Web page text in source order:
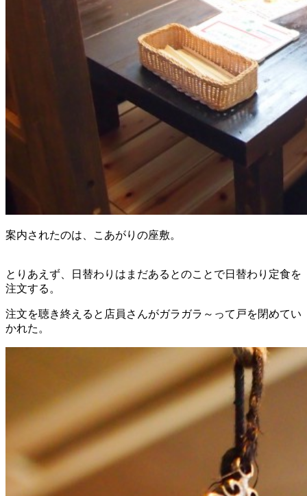
案内されたのは、こあがりの座敷。
とりあえず、日替わりはまだあるとのことで日替わり定食を
注文する。
注文を聴き終えると店員さんがガラガラ～って戸を閉めてい
かれた。